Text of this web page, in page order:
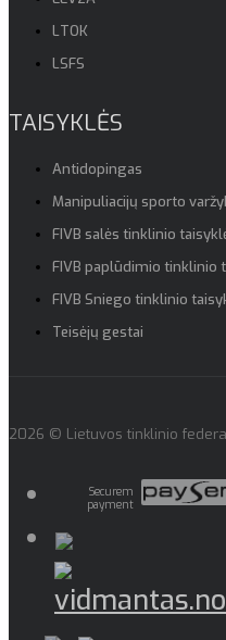
LTOK
LSFS
TAISYKLĖS
Antidopingas
Manipuliacijų sporto
FIVB salės tinklinio
FIVB paplūdimio tinklinio
FIVB Sniego tinklinio
Teisėjų gestai
2026 © Lietuvos tinklinio
Securem
payment